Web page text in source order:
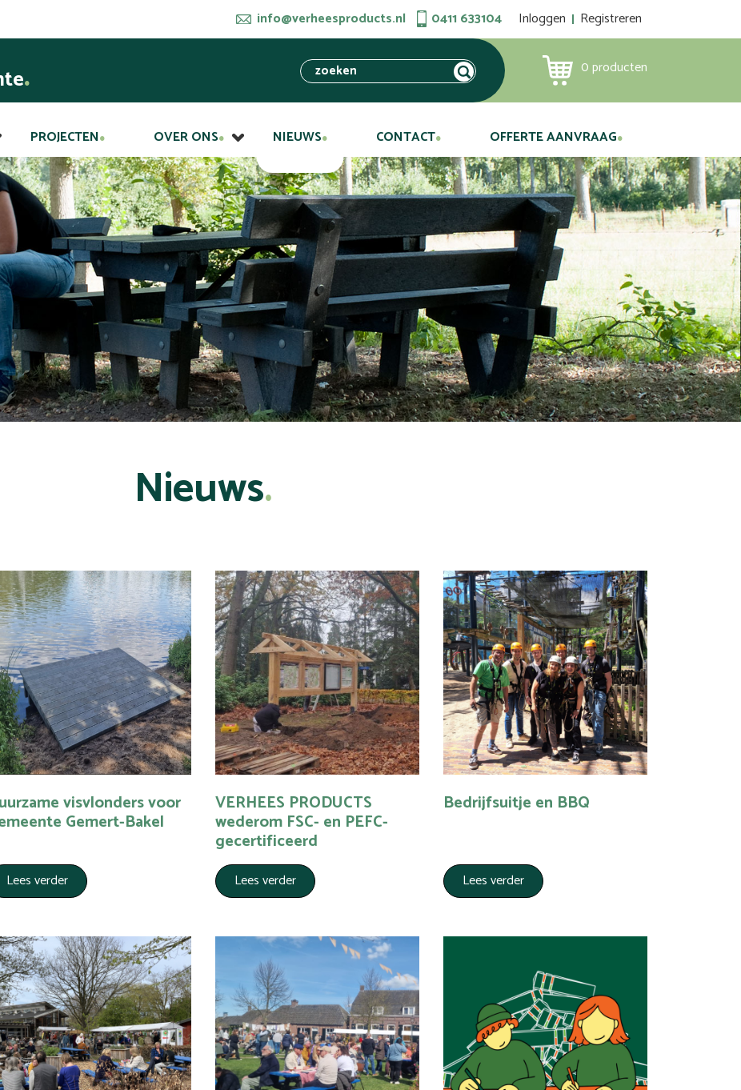
info@verheesproducts.nl 0411 633104 Inloggen Registreren
0producten
PROJECTEN OVER ONS NIEUWS CONTACT OFFERTE AANVRAAG
Nieuws
visvlonders voor
Gemert-Bakel
Lees verder
VERHEES PRODUCTS
wederom FSC- en PEFC-
gecertificeerd
Lees verder
Bedrijfsuitje en BBQ
Lees verder